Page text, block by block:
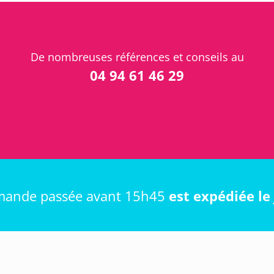
De nombreuses références et conseils au
04 94 61 46 29
passée avant 15h45 est expédiée